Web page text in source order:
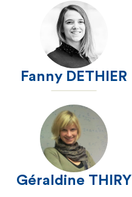
Fanny DETHIER
Géraldine THIRY